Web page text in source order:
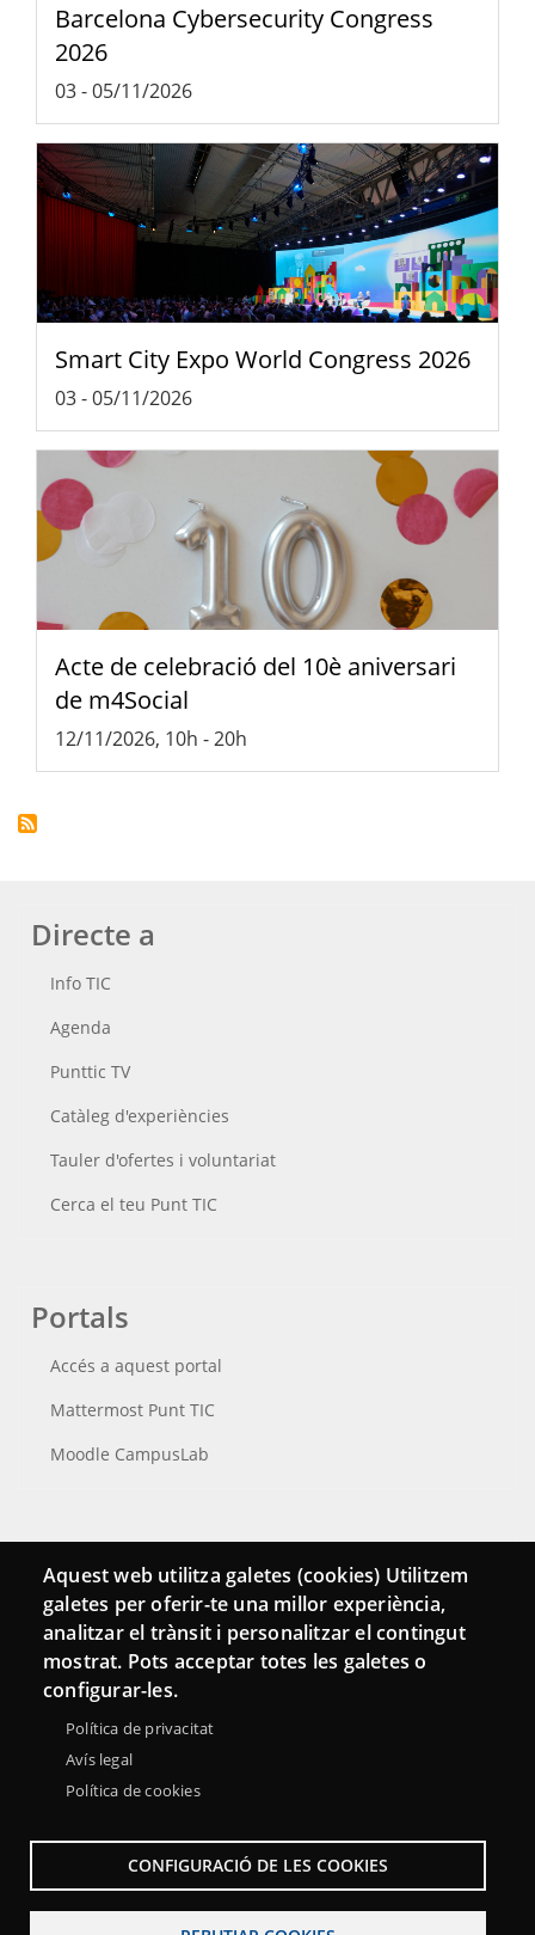
Barcelona Cybersecurity Congress
2026
03-05/11/2026
Smart City Expo World Congress 2026
03-05/11/2026
Acte de celebració del 10è aniversari
de m4Social
12/11/2026, 10h -20h
Directe a
Info TIC
Agenda
Punttic TV
Catàleg d'experiències
Tauler d'ofertes i voluntariat
Cerca el teu Punt TIC
Portals
Accés a aquest portal
Mattermost Punt TIC
Moodle CampusLab
Connecta
Bustia de contacte
Butlletins
Aquest web utilitza galetes (cookies) Utilitzem
galetes per oferir-te una millor experiència,
analitzar el trànsit i personalitzar el contingut
mostrat. Pots acceptar totes les galetes o
configurar-les.
Política de privacitat
Avís legal
Política de cookies
CONFIGURACIÓ DE LES COOKIES